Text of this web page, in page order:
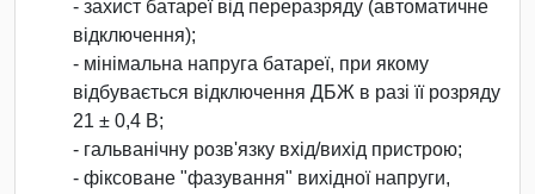
- захист батареї від переразряду (автоматичне
відключення);
- мінімальна напруга батареї, при якому
відбувається відключення ДБЖ в разі її розряду
21 ± 0,4 В;
- гальванічну розв'язку вхід/вихід пристрою;
- фіксоване "фазування" вихідної напруги,